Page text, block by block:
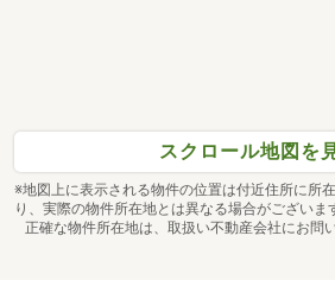
スクロール地図を
※地図上に表示される物件の位置は付近住所に所
り、実際の物件所在地とは異なる場合がございま
正確な物件所在地は、取扱い不動産会社にお問